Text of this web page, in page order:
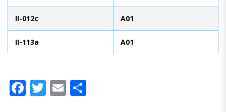
II-012c A01
II-113a A01
Facebook
Twitter
Email